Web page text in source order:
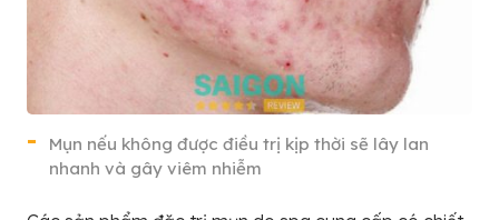
Mụn nếu không được điều trị kịp thời sẽ lây lan
nhanh và gây viêm nhiễm